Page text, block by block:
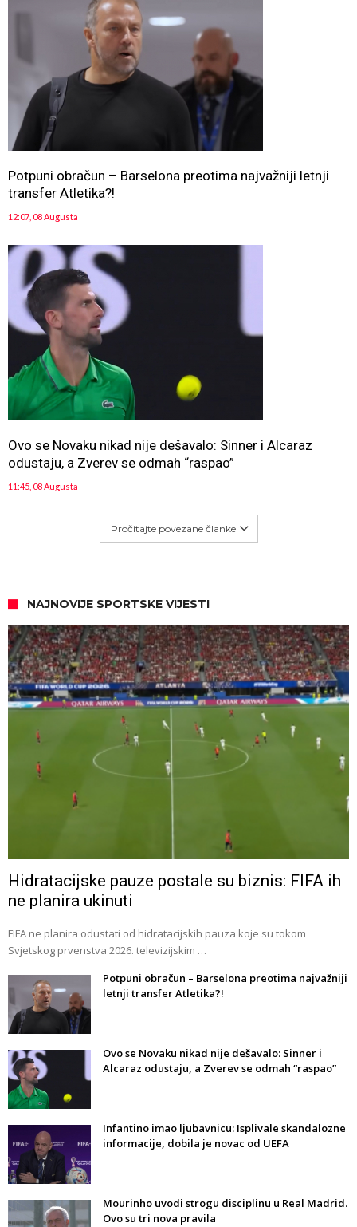
Potpuni obračun – Barselona preotima najvažniji letnji
transfer Atletika?!
12:07, 08 Augusta
Ovo se Novaku nikad nije dešavalo: Sinner i Alcaraz
odustaju, a Zverev se odmah “raspao”
11:45, 08 Augusta
Pročitajte povezane članke
NAJNOVIJE SPORTSKE VIJESTI
Hidratacijske pauze postale su biznis: FIFA ih
ne planira ukinuti
FIFA ne planira odustati od hidratacijskih pauza koje su tokom
Svjetskog prvenstva 2026. televizijskim …
Potpuni obračun – Barselona preotima najvažniji
letnji transfer Atletika?!
Ovo se Novaku nikad nije dešavalo: Sinner i
Alcaraz odustaju, a Zverev se odmah “raspao”
Infantino imao ljubavnicu: Isplivale skandalozne
informacije, dobila je novac od UEFA
Mourinho uvodi strogu disciplinu u Real Madrid.
Ovo su tri nova pravila